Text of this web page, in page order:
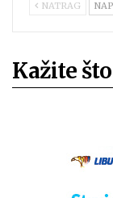
NATRAG
Kažite